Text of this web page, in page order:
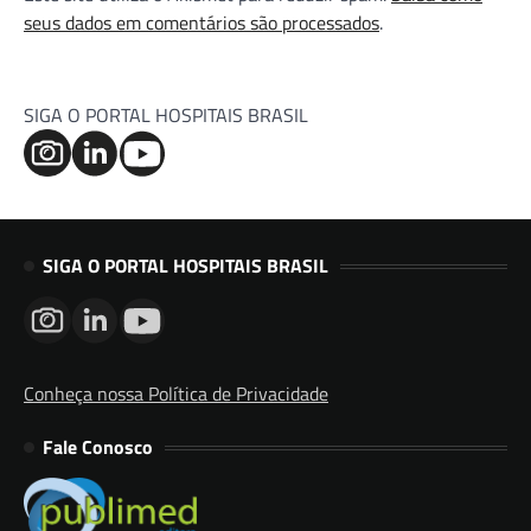
seus dados em comentários são processados.
SIGA O PORTAL HOSPITAIS BRASIL
SIGA O PORTAL HOSPITAIS BRASIL
Conheça nossa Política de Privacidade
Fale Conosco